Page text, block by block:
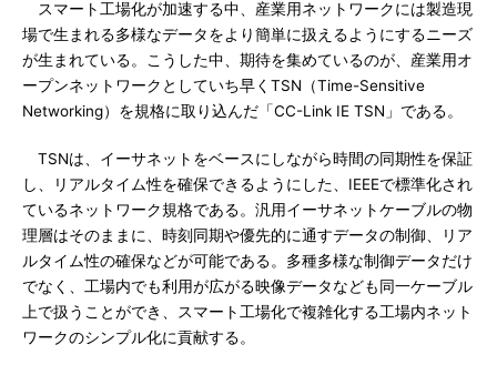
スマート工場化が加速する中、産業用ネットワークには製造現
場で生まれる多様なデータをより簡単に扱えるようにするニーズ
が生まれている。こうした中、期待を集めているのが、産業用オ
ープンネットワークとしていち早くTSN（Time-Sensitive
Networking）を規格に取り込んだ「CC-Link IE TSN」である。
TSNは、イーサネットをベースにしながら時間の同期性を保証
し、リアルタイム性を確保できるようにした、IEEEで標準化され
ているネットワーク規格である。汎用イーサネットケーブルの物
理層はそのままに、時刻同期や優先的に通すデータの制御、リア
ルタイム性の確保などが可能である。多種多様な制御データだけ
でなく、工場内でも利用が広がる映像データなども同一ケーブル
上で扱うことができ、スマート工場化で複雑化する工場内ネット
ワークのシンプル化に貢献する。